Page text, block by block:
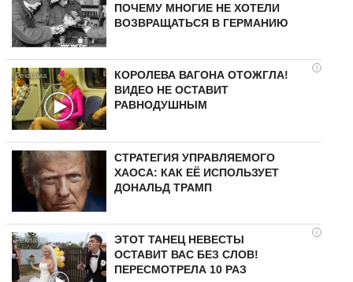
ПОЧЕМУ МНОГИЕ НЕ ХОТЕЛИ
ВОЗВРАЩАТЬСЯ В ГЕРМАНИЮ
i
КОРОЛЕВА ВАГОНА ОТОЖГЛА!
ВИДЕО НЕ ОСТАВИТ
РАВНОДУШНЫМ
СТРАТЕГИЯ УПРАВЛЯЕМОГО
ХАОСА: КАК ЕЁ ИСПОЛЬЗУЕТ
ДОНАЛЬД ТРАМП
i
ЭТОТ ТАНЕЦ НЕВЕСТЫ
ОСТАВИТ ВАС БЕЗ СЛОВ!
ПЕРЕСМОТРЕЛА 10 РАЗ